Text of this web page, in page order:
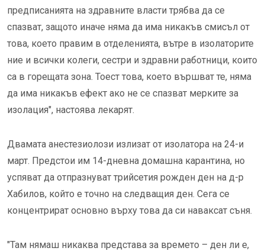
предписанията на здравните власти трябва да се
спазват, защото иначе няма да има никакъв смисъл от
това, което правим в отделенията, вътре в изолаторите
ние и всички колеги, сестри и здравни работници, които
са в горещата зона. Тоест това, което вършват те, няма
да има никакъв ефект ако не се спазват мерките за
изолация", настоява лекарят.
Двамата анестезиолози излизат от изолатора на 24-и
март. Предстои им 14-дневна домашна карантина, но
успяват да отпразнуват трийсетия рожден ден на д-р
Хабилов, който е точно на следващия ден. Сега се
концентрират основно върху това да си наваксат съня.
"Там нямаш никаква представа за времето – ден ли е,